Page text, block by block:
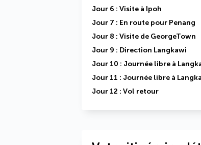
Jour 6 : Visite à Ipoh
Jour 7 : En route pour Penang
Jour 8 : Visite de GeorgeTown
Jour 9 : Direction Langkawi
Jour 10 : Journée libre à
Jour 11 : Journée libre à
Jour 12 : Vol retour